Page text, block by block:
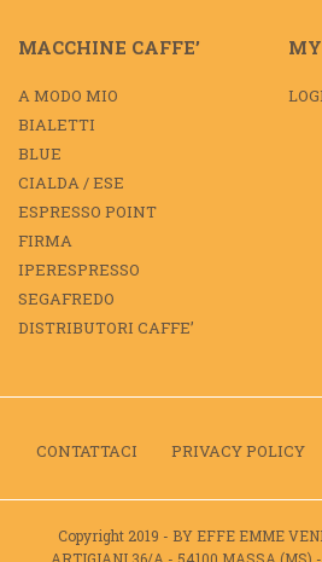
MACCHINE CAFFE’
A MODO MIO
BIALETTI
BLUE
CIALDA / ESE
ESPRESSO POINT
FIRMA
IPERESPRESSO
SEGAFREDO
DISTRIBUTORI CAFFE’
CONTATTACI PRIVACY POLICY
Copyright 2019 - BY EFFE EMME